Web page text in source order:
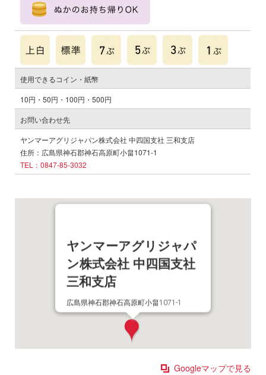
使用できるコイン・紙幣
10円・50円・100円・500円
お問い合わせ先
ヤンマーアグリジャパン株式会社 中四国支社 三和支店
住所：広島県神石郡神石高原町小畠1071-1
TEL：0847-85-3032
ヤンマーアグリジャパ
ン株式会社 中四国支社
三和支店
広島県神石郡神石高原町小畠1071-1
Googleマップで見る